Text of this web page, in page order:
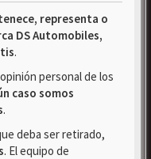
representa o
DS Automobiles,
.
personal de los
caso somos
.
deba ser retirado,
. El equipo de